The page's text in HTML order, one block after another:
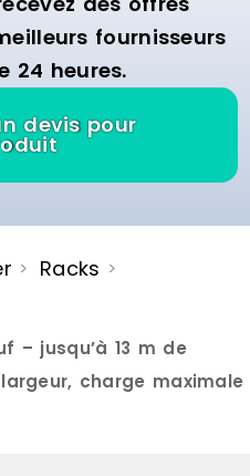
rayonnage.
dit FIFO
le rack de
afin
moment et
besoins de
fournisseurs
24 heures.
devis pour
> Racks >
– jusqu’à 13 m de
charge maximale